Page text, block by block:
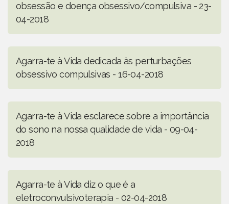
obsessão e doença obsessivo/compulsiva - 23-
04-2018
Agarra-te à Vida dedicada às perturbações
obsessivo compulsivas - 16-04-2018
Agarra-te à Vida esclarece sobre a importância
do sono na nossa qualidade de vida - 09-04-
2018
Agarra-te à Vida diz o que é a
eletroconvulsivoterapia - 02-04-2018